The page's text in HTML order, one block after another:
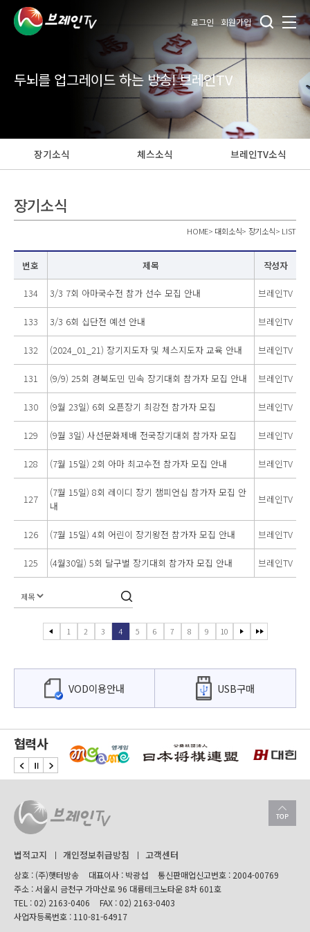
로그인 회원가입
두뇌를 업그레이드 하는 방송! 브레인TV
장기소식 체스소식 브레인TV소식
장기소식
HOME> 대회소식> 장기소식> LIST
번호 제목 작성자
134 3/3 7회 아마국수전 참가 선수 모집 안내 브레인TV
133 3/3 6회 십단전 예선 안내 브레인TV
132 (2024_01_21) 장기지도자 및 체스지도자 교육 안내 브레인TV
131 (9/9) 25회 경북도민 민속 장기대회 참가자 모집 안내 브레인TV
130 (9월 23일) 6회 오픈장기 최강전 참가자 모집 브레인TV
129 (9월 3일) 사선문화제배 전국장기대회 참가자 모집 브레인TV
128 (7월 15일) 2회 아마 최고수전 참가자 모집 안내 브레인TV
127
(7월 15일) 8회 레이디 장기 챔피언십 참가자 모집 안
내
브레인TV
126 (7월 15일) 4회 어린이 장기왕전 참가자 모집 안내 브레인TV
125 (4월30일) 5회 달구벌 장기대회 참가자 모집 안내 브레인TV
1 2 3 4 5 6 7 8 9 10
VOD이용안내 USB구매
협력사
법적고지 개인정보취급방침 고객센터
상호 : (주)햇터방송 대표이사 : 박광섭
통신판매업신고번호 : 2004-00769
주소 : 서울시 금천구 가마산로 96 대륭테크노타운 8차 601호
TEL : 02) 2163-0406
FAX : 02) 2163-0403
사업자등록번호 : 110-81-64917